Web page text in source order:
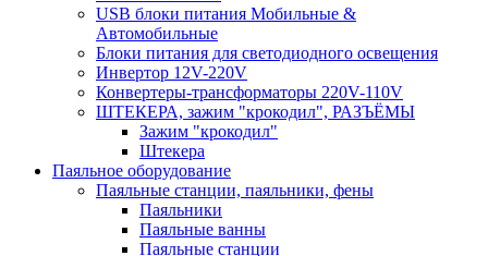
USB блоки питания Мобильные &
Автомобильные
Блоки питания для светодиодного освещения
Инвертор 12V-220V
Конвертеры-трансформаторы 220V-110V
ШТЕКЕРА, зажим "крокодил", РАЗЪЁМЫ
Зажим "крокодил"
Штекера
Паяльное оборудование
Паяльные станции, паяльники, фены
Паяльники
Паяльные ванны
Паяльные станции